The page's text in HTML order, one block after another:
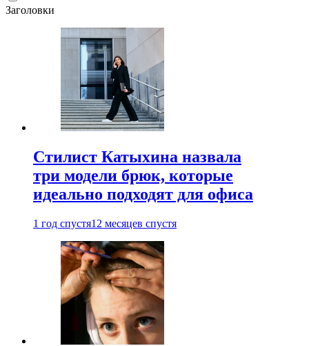
Заголовки
Стилист Катыхина назвала
три модели брюк, которые
идеально подходят для офиса
1 год спустя12 месяцев спустя